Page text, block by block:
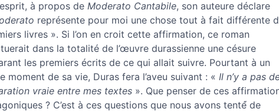
à propos de Moderato Cantabile, son auteure déclare
représente pour moi une chose tout à fait différente
livres ». Si l’on en croit cette affirmation, ce roman
dans la totalité de l’œuvre durassienne une césure
les premiers écrits de ce qui allait suivre. Pourtant à un
moment de sa vie, Duras fera l’aveu suivant : « Il n’y a pas
vraie entre mes textes ». Que penser de ces
? C’est à ces questions que nous avons tenté́ de